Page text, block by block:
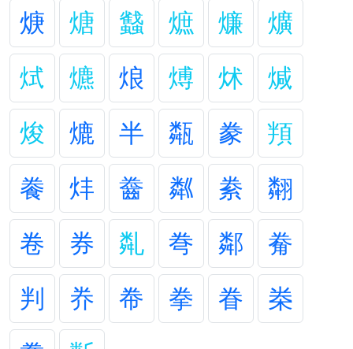
焿
煻 蠽 熫 燫
爌
烒
爊 烺 煿 炢
煘
焌
熝 半 甐 豢
頖
餋
炐 齤 粼 絭
翷
卷
券 亃 弮 鄰
觠
判
奍 帣 拳 眷
桊